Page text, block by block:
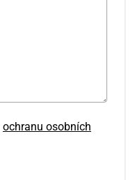
ochranu osobních